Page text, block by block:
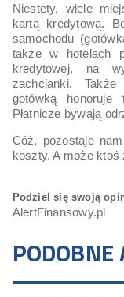
Niestety, wiele
kartą kredytową.
samochodu
także w hotelach
kredytowej, na
zachcianki.
gotówką
Płatnicze bywają
Cóż, pozostaje
koszty. A może ktoś
Podziel się swoją
AlertFinansowy.pl